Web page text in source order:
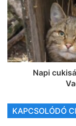
Napi
KAPCSOLÓDÓ